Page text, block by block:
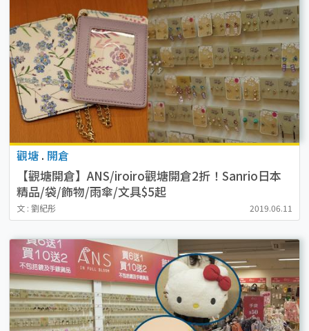
觀塘 . 開倉
【觀塘開倉】ANS/iroiro觀塘開倉2折！Sanrio日本
精品/袋/飾物/雨傘/文具$5起
文 : 劉紀彤 2019.06.11